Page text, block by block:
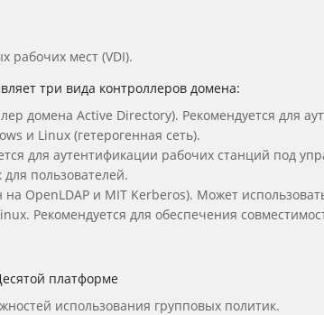
рабочих мест (VDI).
три вида контроллеров домена:
домена Active Directory). Рекомендуется для
и Linux (гетерогенная сеть).
для аутентификации рабочих станций под
пользователей.
на OpenLDAP и MIT Kerberos). Может
Рекомендуется для обеспечения
платформе
использования групповых политик.